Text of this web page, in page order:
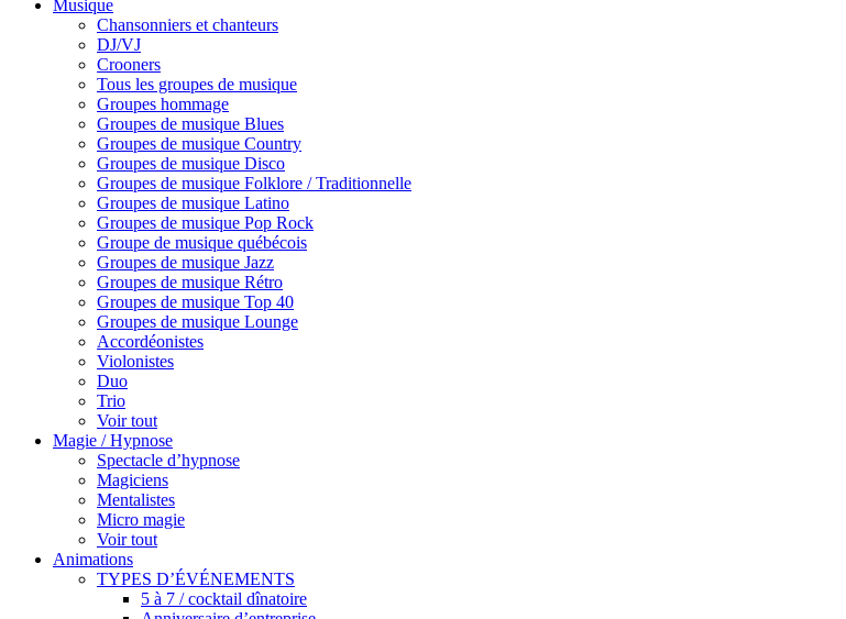
Musique
Chansonniers et chanteurs
DJ/VJ
Crooners
Tous les groupes de musique
Groupes hommage
Groupes de musique Blues
Groupes de musique Country
Groupes de musique Disco
Groupes de musique Folklore / Traditionnelle
Groupes de musique Latino
Groupes de musique Pop Rock
Groupe de musique québécois
Groupes de musique Jazz
Groupes de musique Rétro
Groupes de musique Top 40
Groupes de musique Lounge
Accordéonistes
Violonistes
Duo
Trio
Voir tout
Magie / Hypnose
Spectacle d’hypnose
Magiciens
Mentalistes
Micro magie
Voir tout
Animations
TYPES D’ÉVÉNEMENTS
5 à 7 / cocktail dînatoire